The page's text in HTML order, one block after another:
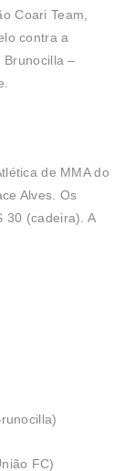
Coari Team,
contra a
Brunocilla –
de MMA do
Alves. Os
30 (cadeira). A
FC)